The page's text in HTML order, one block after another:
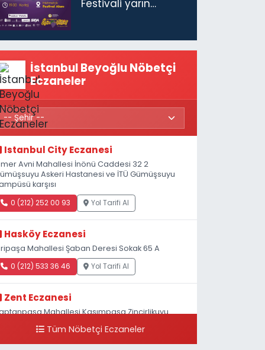
Festivali yarın
İstanbul Beyoğlu Nöbetçi
Eczaneler
Istanbul City Eczanesi
Avni Mahallesi İnönü Caddesi 32 2
Askeri Hastanesi ve İTÜ Gümüşsuyu
karşısı
0 (212) 252 00 93 Yol Tarifi Al
Hasköy Eczanesi
Mahallesi Şaban Deresi Sokak 65 A
0 (212) 533 36 46 Yol Tarifi Al
Zent Eczanesi
Mahallesi Kasımpaşa Zincirlikuyu
Tüm Nöbetçi Eczaneler